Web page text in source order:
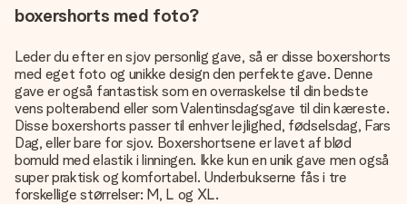
boxershorts med foto?
Leder du efter en sjov personlig gave, så er disse boxershorts
med eget foto og unikke design den perfekte gave. Denne
gave er også fantastisk som en overraskelse til din bedste
vens polterabend eller som Valentinsdagsgave til din kæreste.
Disse boxershorts passer til enhver lejlighed, fødselsdag, Fars
Dag, eller bare for sjov. Boxershortsene er lavet af blød
bomuld med elastik i linningen. Ikke kun en unik gave men også
super praktisk og komfortabel. Underbukserne fås i tre
forskellige størrelser: M, L og XL.